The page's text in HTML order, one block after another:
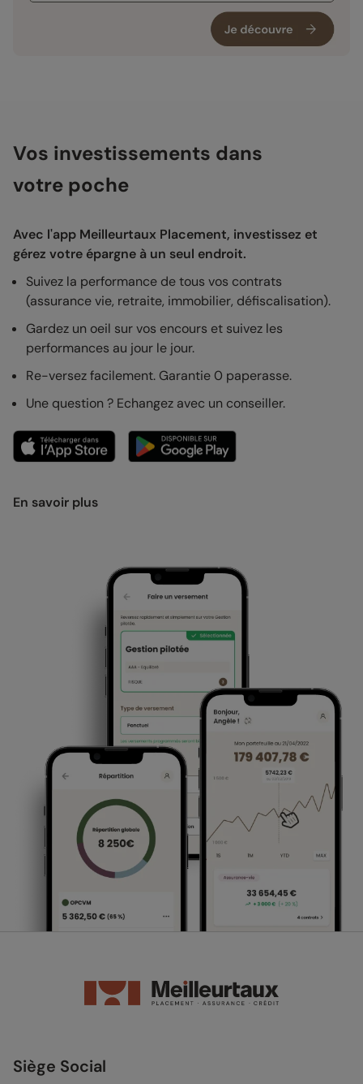
Vos investissements dans
votre poche
Avec l'app Meilleurtaux Placement, investissez et
gérez votre épargne à un seul endroit.
Suivez la performance de tous vos contrats
(assurance vie, retraite, immobilier, défiscalisation).
Gardez un oeil sur vos encours et suivez les
performances au jour le jour.
Re-versez facilement. Garantie 0 paperasse.
Une question ? Echangez avec un conseiller.
En savoir plus
Siège Social